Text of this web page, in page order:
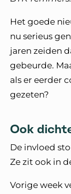
Het goede
nu serieus
jaren zeiden
gebeurde.
als er eerder
gezeten?
Ook
De invloed
Ze zit ook in
Vorige week